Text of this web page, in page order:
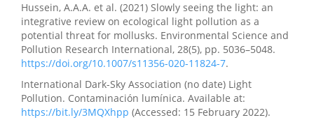
Hussein, A.A.A. et al. (2021) Slowly seeing the light: an
integrative review on ecological light pollution as a
potential threat for mollusks. Environmental Science and
Pollution Research International, 28(5), pp. 5036–5048.
https://doi.org/10.1007/s11356-020-11824-7.
International Dark-Sky Association (no date) Light
Pollution. Contaminación lumínica. Available at:
https://bit.ly/3MQXhpp (Accessed: 15 February 2022).